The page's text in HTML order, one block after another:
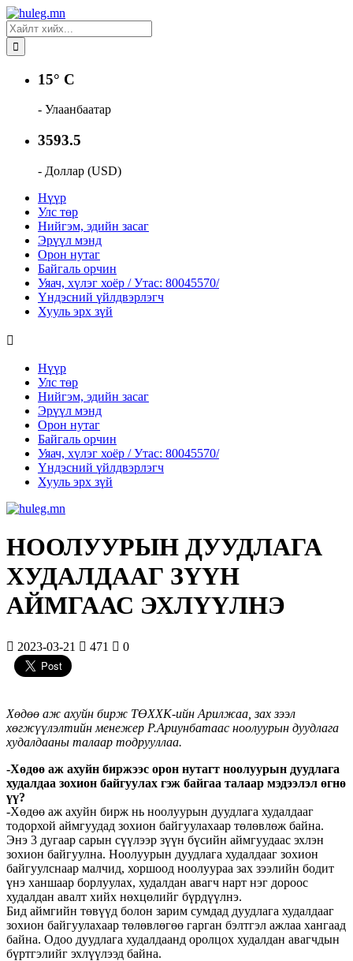
15° C
- Улаанбаатар
3593.5
- Доллар (USD)
Нүүр
Улс төр
Нийгэм, эдийн засаг
Эрүүл мэнд
Орон нутаг
Байгаль орчин
Уяач, хүлэг хоёр / Утас: 80045570/
Үндэсний үйлдвэрлэгч
Хууль эрх зүй
Нүүр
Улс төр
Нийгэм, эдийн засаг
Эрүүл мэнд
Орон нутаг
Байгаль орчин
Уяач, хүлэг хоёр / Утас: 80045570/
Үндэсний үйлдвэрлэгч
Хууль эрх зүй
НООЛУУРЫН ДУУДЛАГА
ХУДАЛДААГ ЗҮҮН
АЙМГААС ЭХЛҮҮЛНЭ
2023-03-21 471 0
Хөдөө аж ахуйн бирж ТӨХХК-ийн Арилжаа, зах зээл
хөгжүүлэлтийн менежер Р.Ариунбатаас ноолуурын дуудлага
худалдааны талаар тодрууллаа.
-Хөдөө аж ахуйн биржээс орон нутагт ноолуурын дуудлага
худалдаа зохион байгуулах гэж байгаа талаар мэдээлэл өгнө
үү?
-Хөдөө аж ахуйн бирж нь ноолуурын дуудлага худалдааг
тодорхой аймгуудад зохион байгуулахаар төлөвлөж байна.
Энэ 3 дугаар сарын сүүлээр зүүн бүсийн аймгуудаас эхлэн
зохион байгуулна. Ноолуурын дуудлага худалдааг зохион
байгуулснаар малчид, хоршоод ноолуураа зах зээлийн бодит
үнэ ханшаар борлуулах, худалдан авагч нарт нэг дороос
худалдан авалт хийх нөхцөлийг бүрдүүлнэ.
Бид аймгийн төвүүд болон зарим сумдад дуудлага худалдааг
зохион байгуулахаар төлөвлөгөө гарган бэлтгэл ажлаа хангаад
байна. Одоо дуудлага худалдаанд оролцох худалдан авагчдын
бүртгэлийг эхлүүлээд байна.